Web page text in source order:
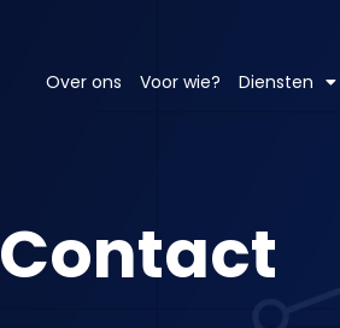
Over ons Voor wie? Diensten
Contact